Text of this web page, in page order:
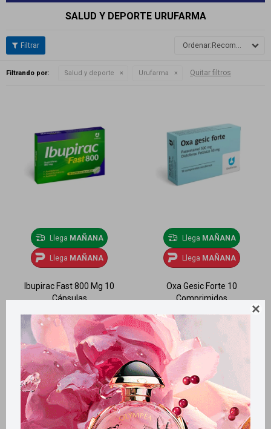

SALUD Y DEPORTE URUFARMA
Recomendados
Filtrando por: Salud y deporte Urufarma Quitar filtros
Llega MAÑANA
Llega MAÑANA
Ibupirac Fast 800 Mg 10
Cápsulas
$ 277 $ 308
Llega MAÑANA
Llega MAÑANA
Oxa Gesic Forte 10
Comprimidos
$ 379